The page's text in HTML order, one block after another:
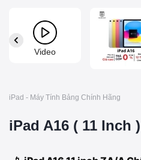
Video
iPad - Máy Tính Bảng Chính Hãng
iPad A16 ( 11 Inch )